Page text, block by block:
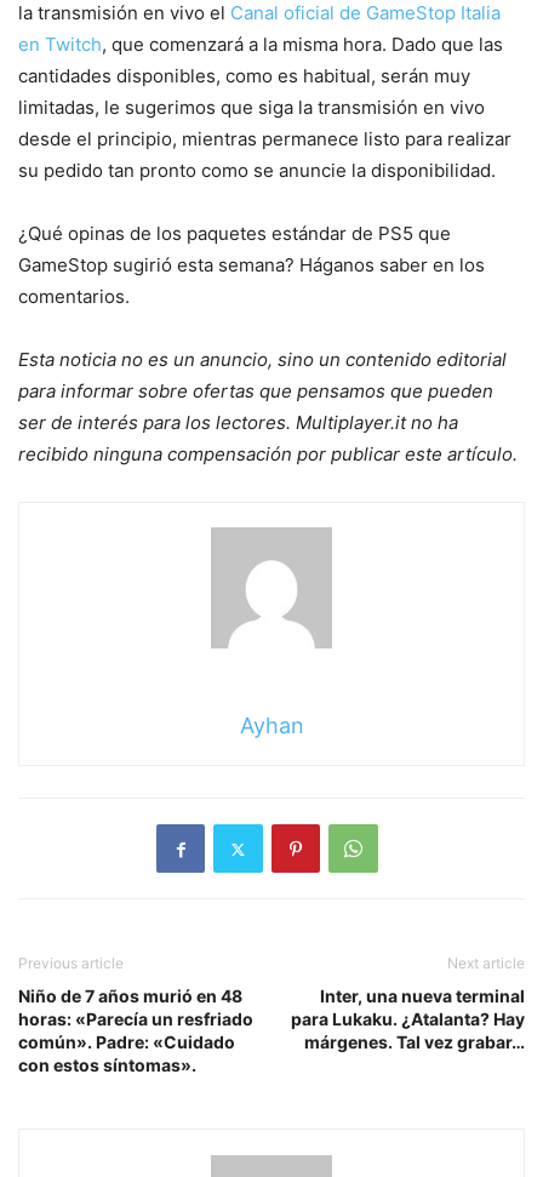
la transmisión en vivo el Canal oficial de GameStop Italia
en Twitch, que comenzará a la misma hora. Dado que las
cantidades disponibles, como es habitual, serán muy
limitadas, le sugerimos que siga la transmisión en vivo
desde el principio, mientras permanece listo para realizar
su pedido tan pronto como se anuncie la disponibilidad.
¿Qué opinas de los paquetes estándar de PS5 que
GameStop sugirió esta semana? Háganos saber en los
comentarios.
Esta noticia no es un anuncio, sino un contenido editorial
para informar sobre ofertas que pensamos que pueden
ser de interés para los lectores. Multiplayer.it no ha
recibido ninguna compensación por publicar este artículo.
Ayhan
Previous article
Niño de 7 años murió en 48
horas: «Parecía un resfriado
común». Padre: «Cuidado
con estos síntomas».
Next article
Inter, una nueva terminal
para Lukaku. ¿Atalanta? Hay
márgenes. Tal vez grabar…